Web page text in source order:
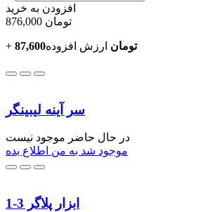
افزودن به خرید
876,000 تومان
+ 87,600تومان ارزش افزوده
سر آینه لیبینگر
در حال حاضر موجود نیست
موجود شد به من اطلاع بده
ابزار پلاگر 3-1